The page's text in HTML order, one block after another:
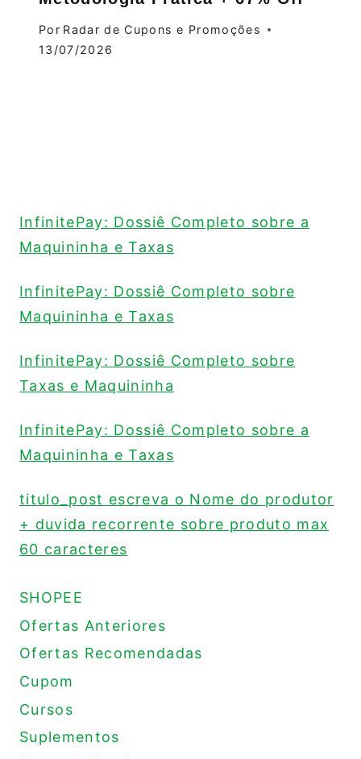
Por Radar de Cupons e Promoções
13/07/2026
InfinitePay: Dossiê Completo sobre a
Maquininha e Taxas
InfinitePay: Dossiê Completo sobre
Maquininha e Taxas
InfinitePay: Dossiê Completo sobre
Taxas e Maquininha
InfinitePay: Dossiê Completo sobre a
Maquininha e Taxas
titulo_post escreva o Nome do produtor
+ duvida recorrente sobre produto max
60 caracteres
SHOPEE
Ofertas Anteriores
Ofertas Recomendadas
Cupom
Cursos
Suplementos